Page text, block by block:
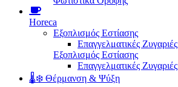
Horeca
Εξοπλισμός Εστίασης
Επαγγελματικές Ζυγαριές
Εξοπλισμός Εστίασης
Επαγγελματικές Ζυγαριές
🌡️❄️ Θέρμανση & Ψύξη